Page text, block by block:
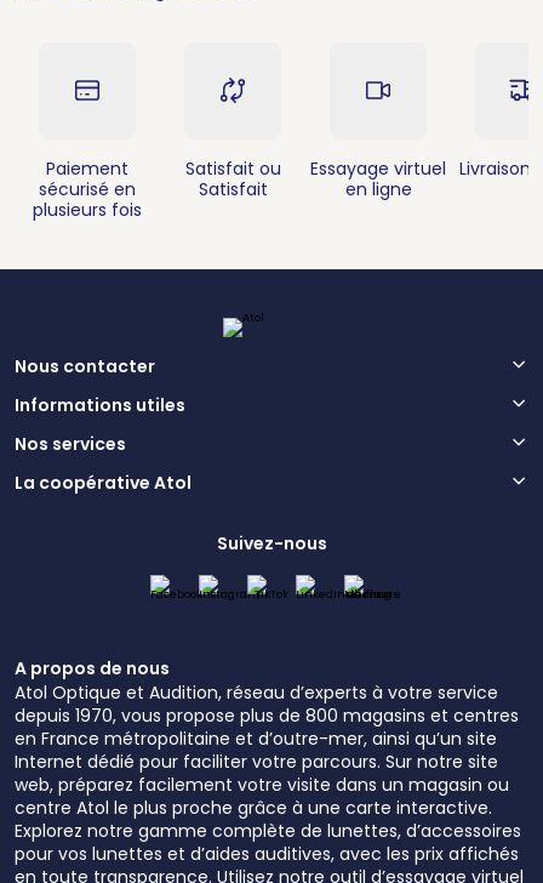
Paiement
sécurisé en
plusieurs fois
Satisfait ou
Satisfait
Essayage virtuel
en ligne
Livraison
Nous contacter
Informations utiles
Nos services
La coopérative Atol
Suivez-nous
A propos de nous
Atol Optique et Audition, réseau d’experts à votre service
depuis 1970, vous propose plus de 800 magasins et centres
en France métropolitaine et d’outre-mer, ainsi qu’un site
Internet dédié pour faciliter votre parcours. Sur notre site
web, préparez facilement votre visite dans un magasin ou
centre Atol le plus proche grâce à une carte interactive.
Explorez notre gamme complète de lunettes, d’accessoires
pour vos lunettes et d’aides auditives, avec les prix affichés
en toute transparence. Utilisez notre outil d’essayage virtuel